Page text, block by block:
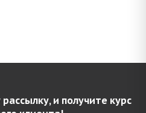
и получите курс